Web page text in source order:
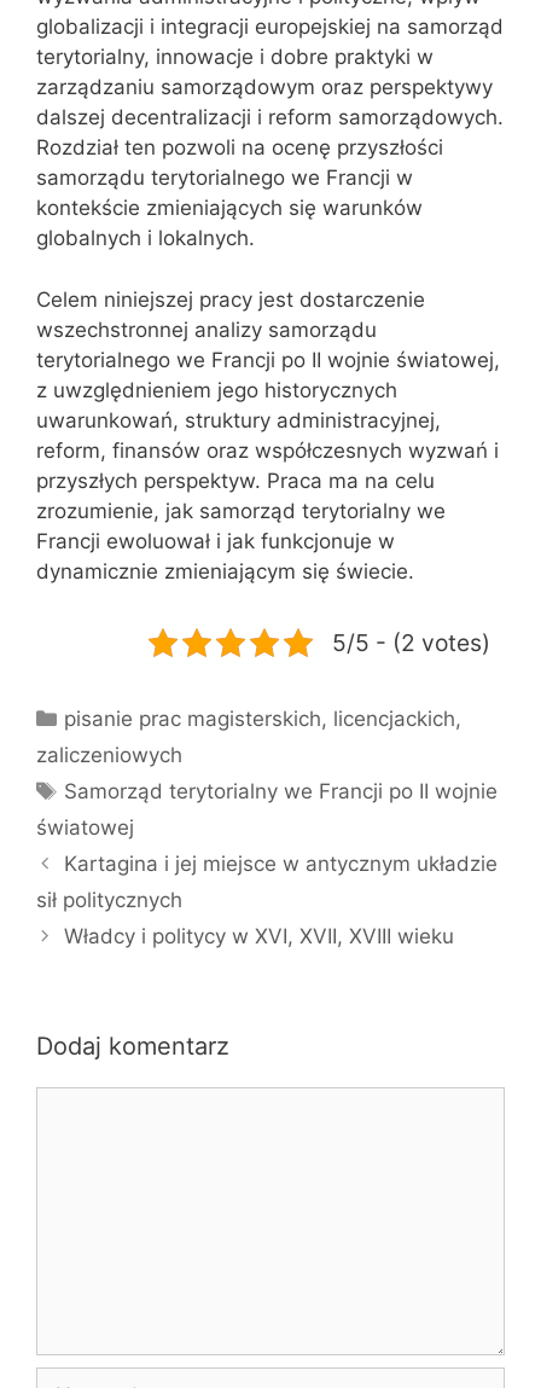
globalizacji i integracji europejskiej na samorząd
terytorialny, innowacje i dobre praktyki w
zarządzaniu samorządowym oraz perspektywy
dalszej decentralizacji i reform samorządowych.
Rozdział ten pozwoli na ocenę przyszłości
samorządu terytorialnego we Francji w
kontekście zmieniających się warunków
globalnych i lokalnych.
Celem niniejszej pracy jest dostarczenie
wszechstronnej analizy samorządu
terytorialnego we Francji po II wojnie światowej,
z uwzględnieniem jego historycznych
uwarunkowań, struktury administracyjnej,
reform, finansów oraz współczesnych wyzwań i
przyszłych perspektyw. Praca ma na celu
zrozumienie, jak samorząd terytorialny we
Francji ewoluował i jak funkcjonuje w
dynamicznie zmieniającym się świecie.
5/5 - (2 votes)
Kategorie
pisanie prac magisterskich, licencjackich,
zaliczeniowych
Tagi
Samorząd terytorialny we Francji po II wojnie
światowej
Kartagina i jej miejsce w antycznym układzie
sił politycznych
Władcy i politycy w XVI, XVII, XVIII wieku
Dodaj komentarz